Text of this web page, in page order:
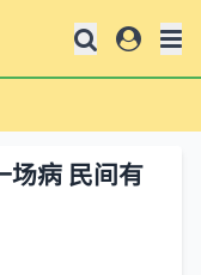
场病 民间有